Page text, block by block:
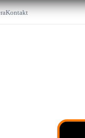
Kontakt